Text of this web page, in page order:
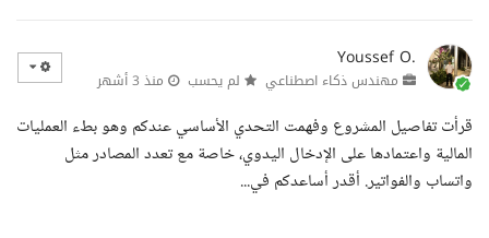
Youssef O.
مهندس ذكاء اصطناعي لم يحسب منذ 3 أشهر
قرأت تفاصيل المشروع وفهمت التحدي الأساسي عندكم وهو بطء العمليات
المالية واعتمادها على الإدخال اليدوي، خاصة مع تعدد المصادر مثل
واتساب والفواتير. أقدر أساعدكم في...